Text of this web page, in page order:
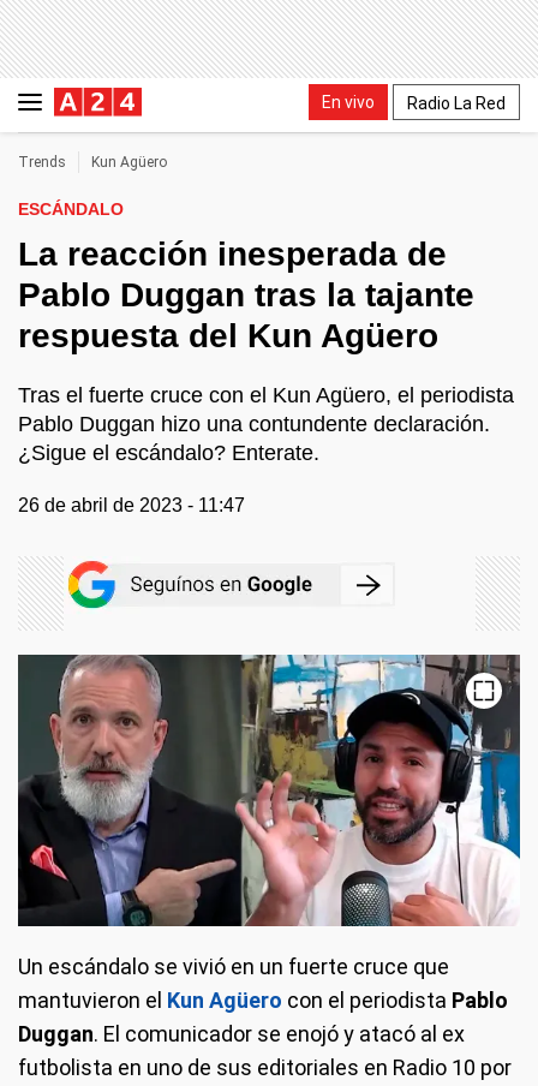
En vivo Radio La Red
Trends Kun Agüero
ESCÁNDALO
La reacción inesperada de
Pablo Duggan tras la tajante
respuesta del Kun Agüero
Tras el fuerte cruce con el Kun Agüero, el periodista
Pablo Duggan hizo una contundente declaración.
¿Sigue el escándalo? Enterate.
26 de abril de 2023 - 11:47
Un escándalo se vivió en un fuerte cruce que
mantuvieron el Kun Agüero con el periodista Pablo
Duggan. El comunicador se enojó y atacó al ex
futbolista en uno de sus editoriales en Radio 10 por